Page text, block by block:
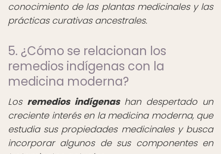
conocimiento de las plantas medicinales y las
prácticas curativas ancestrales.
5. ¿Cómo se relacionan los
remedios indígenas con la
medicina moderna?
Los remedios indígenashan despertado un
creciente interés en la medicina moderna, que
estudia sus propiedades medicinales y busca
incorporar algunos de sus componentes en